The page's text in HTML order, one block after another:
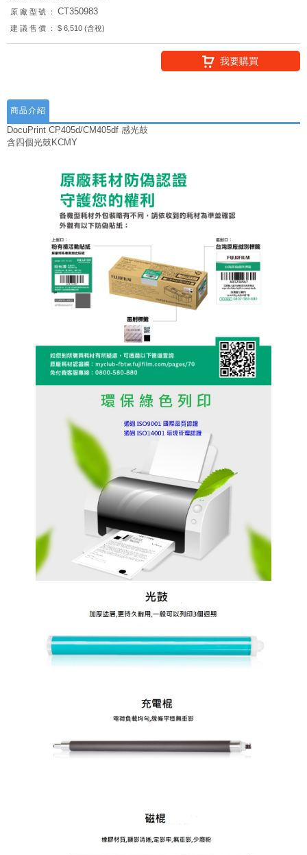
原廠型號：
CT350983
建議售價： $ 6,510 (含稅)
我要購買
商品介紹
DocuPrint CP405d/CM405df 感光鼓
含四個光鼓KCMY